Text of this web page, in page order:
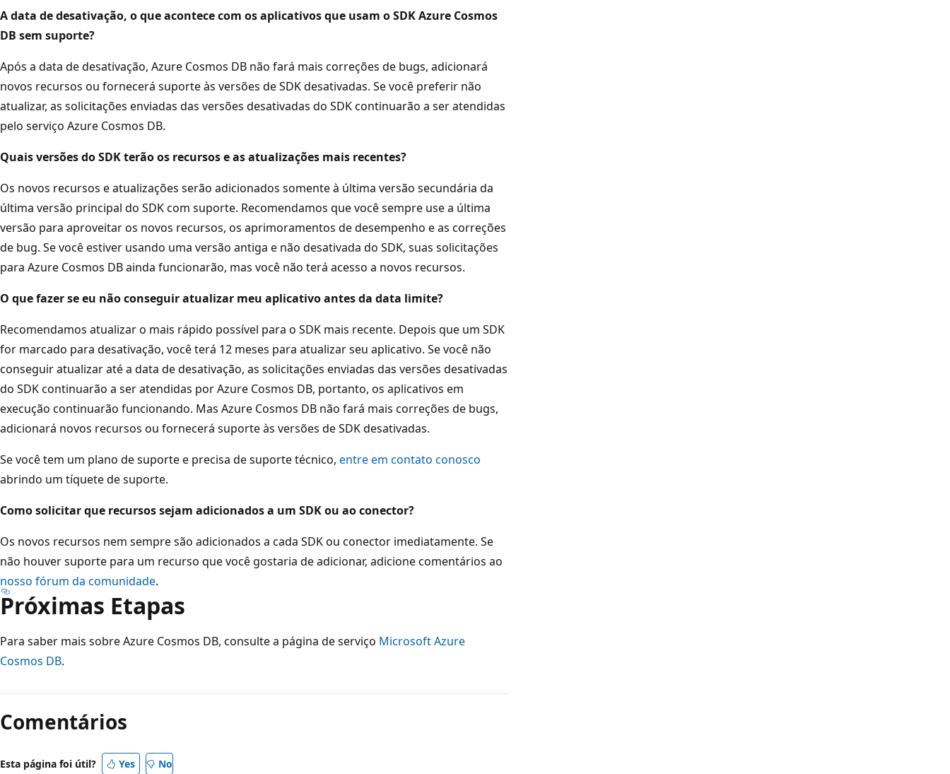
A data de desativação, o que acontece com os aplicativos que usam o SDK Azure Cosmos
DB sem suporte?
Após a data de desativação, Azure Cosmos DB não fará mais correções de bugs, adicionará
novos recursos ou fornecerá suporte às versões de SDK desativadas. Se você preferir não
atualizar, as solicitações enviadas das versões desativadas do SDK continuarão a ser atendidas
pelo serviço Azure Cosmos DB.
Quais versões do SDK terão os recursos e as atualizações mais recentes?
Os novos recursos e atualizações serão adicionados somente à última versão secundária da
última versão principal do SDK com suporte. Recomendamos que você sempre use a última
versão para aproveitar os novos recursos, os aprimoramentos de desempenho e as correções
de bug. Se você estiver usando uma versão antiga e não desativada do SDK, suas solicitações
para Azure Cosmos DB ainda funcionarão, mas você não terá acesso a novos recursos.
O que fazer se eu não conseguir atualizar meu aplicativo antes da data limite?
Recomendamos atualizar o mais rápido possível para o SDK mais recente. Depois que um SDK
for marcado para desativação, você terá 12 meses para atualizar seu aplicativo. Se você não
conseguir atualizar até a data de desativação, as solicitações enviadas das versões desativadas
do SDK continuarão a ser atendidas por Azure Cosmos DB, portanto, os aplicativos em
execução continuarão funcionando. Mas Azure Cosmos DB não fará mais correções de bugs,
adicionará novos recursos ou fornecerá suporte às versões de SDK desativadas.
Se você tem um plano de suporte e precisa de suporte técnico, entre em contato conosco
abrindo um tíquete de suporte.
Como solicitar que recursos sejam adicionados a um SDK ou ao conector?
Os novos recursos nem sempre são adicionados a cada SDK ou conector imediatamente. Se
não houver suporte para um recurso que você gostaria de adicionar, adicione comentários ao
nosso fórum da comunidade.
Próximas Etapas
Para saber mais sobre Azure Cosmos DB, consulte a página de serviço Microsoft Azure
Cosmos DB.
Comentários
Esta página foi útil? Yes No